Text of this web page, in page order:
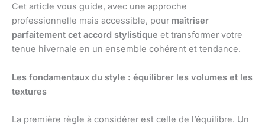
Cet article vous guide, avec une approche
professionnelle mais accessible, pour maîtriser
parfaitement cet accord stylistique et transformer votre
tenue hivernale en un ensemble cohérent et tendance.
Les fondamentaux du style : équilibrer les volumes et les
textures
La première règle à considérer est celle de l’équilibre. Un